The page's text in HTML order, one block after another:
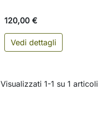
120,00 €
Vedi dettagli
Visualizzati 1-1 su 1 articoli